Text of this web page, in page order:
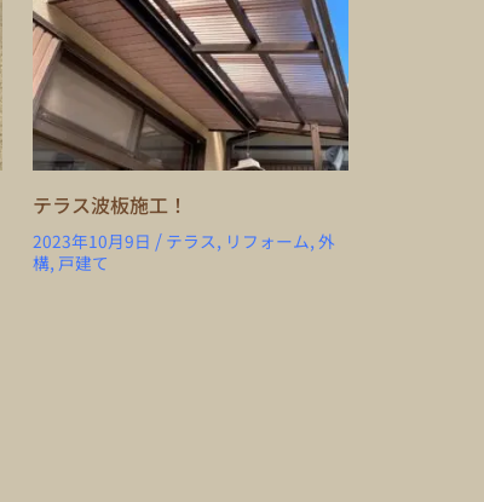
テラス波板施工！
2023年10月9日 / テラス, リフォーム, 外
構, 戸建て